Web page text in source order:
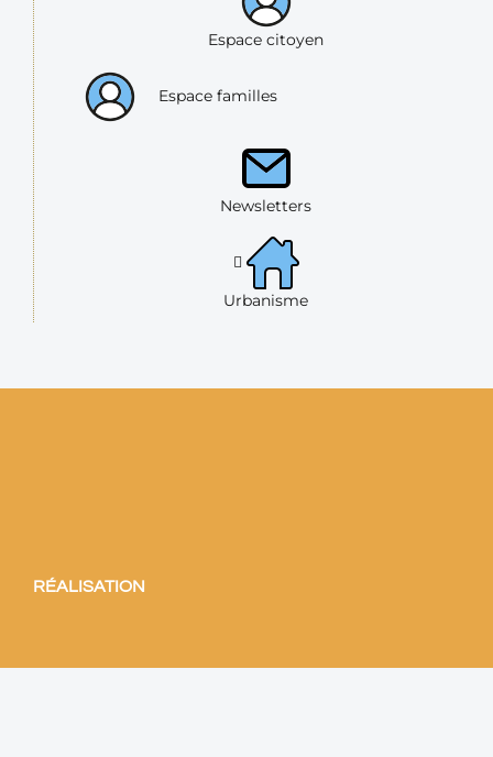
Espace citoyen
Espace familles
Newsletters
Urbanisme
RÉALISATION